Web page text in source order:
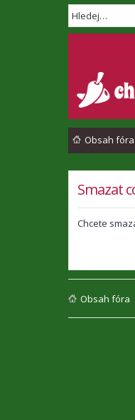
Obsah fóra
Smazat
Chcete
Obsah fóra